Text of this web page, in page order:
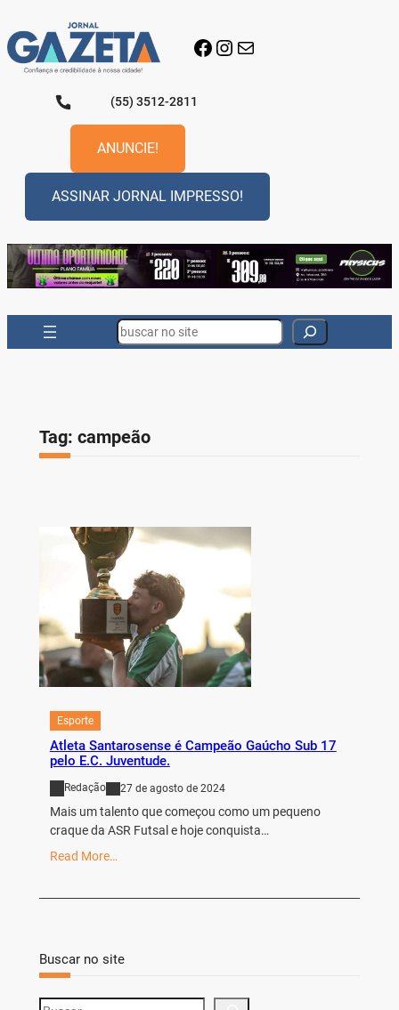
para
o
conteúdo
Facebook
Instagram
E-mail
(55) 3512-2811
ANUNCIE!
ASSINAR JORNAL IMPRESSO!
Search
Tag: campeão
Esporte
Atleta Santarosense é Campeão Gaúcho Sub 17
pelo E.C. Juventude.
Redação 27 de agosto de 2024
Mais um talento que começou como um pequeno
craque da ASR Futsal e hoje conquista…
Read More…
Buscar no site
S